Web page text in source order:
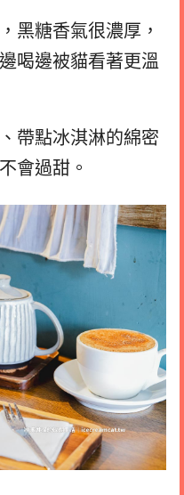
黑糖香氣很濃厚，
喝邊被貓看著更溫
帶點冰淇淋的綿密
會過甜。